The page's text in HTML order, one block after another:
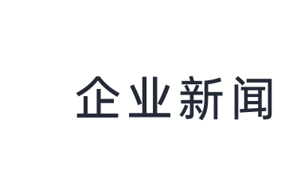
企业新闻